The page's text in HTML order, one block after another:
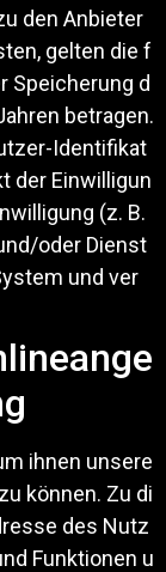
den Anbieter
gelten die f
Speicherung d
betragen.
Identifikat
der Einwilligun
(z. B.
oder Dienst
und ver
ihnen unsere
können. Zu di
des Nutz
Funktionen u